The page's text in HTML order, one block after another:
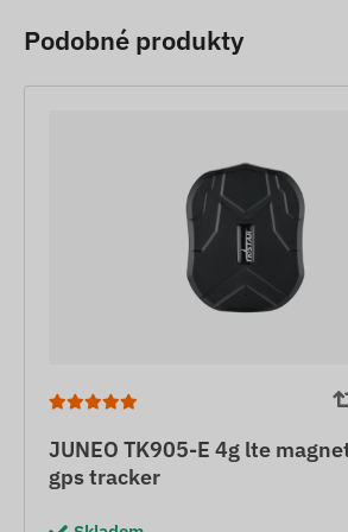
Podobné produkty
JUNEO TK905-E 4g lte
gps tracker